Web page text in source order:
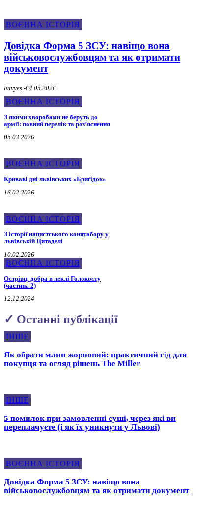
ВОЄННА ІСТОРІЯ
Довідка Форма 5 ЗСУ: навіщо вона
військовослужбовцям та як отримати
документ
lvivyes -04.05.2026
ВОЄННА ІСТОРІЯ
З якими хворобами не беруть до
армії: повний перелік та роз’яснення
05.03.2026
ВОЄННА ІСТОРІЯ
Криваві дні львівських «Бриґідок»
16.02.2026
ВОЄННА ІСТОРІЯ
З історії нацистського концтабору у
львівській Цитаделі
10.02.2026
ВОЄННА ІСТОРІЯ
Острівці добра в пеклі Голокосту
(частина 2)
12.12.2024
✓ Останні публікації
ІНШЕ
Як обрати млин жорновий: практичний гід для
покупця та огляд рішень The Miller
ІНШЕ
5 помилок при замовленні суші, через які ви
переплачуєте (і як їх уникнути у Львові)
ВОЄННА ІСТОРІЯ
Довідка Форма 5 ЗСУ: навіщо вона
військовослужбовцям та як отримати документ